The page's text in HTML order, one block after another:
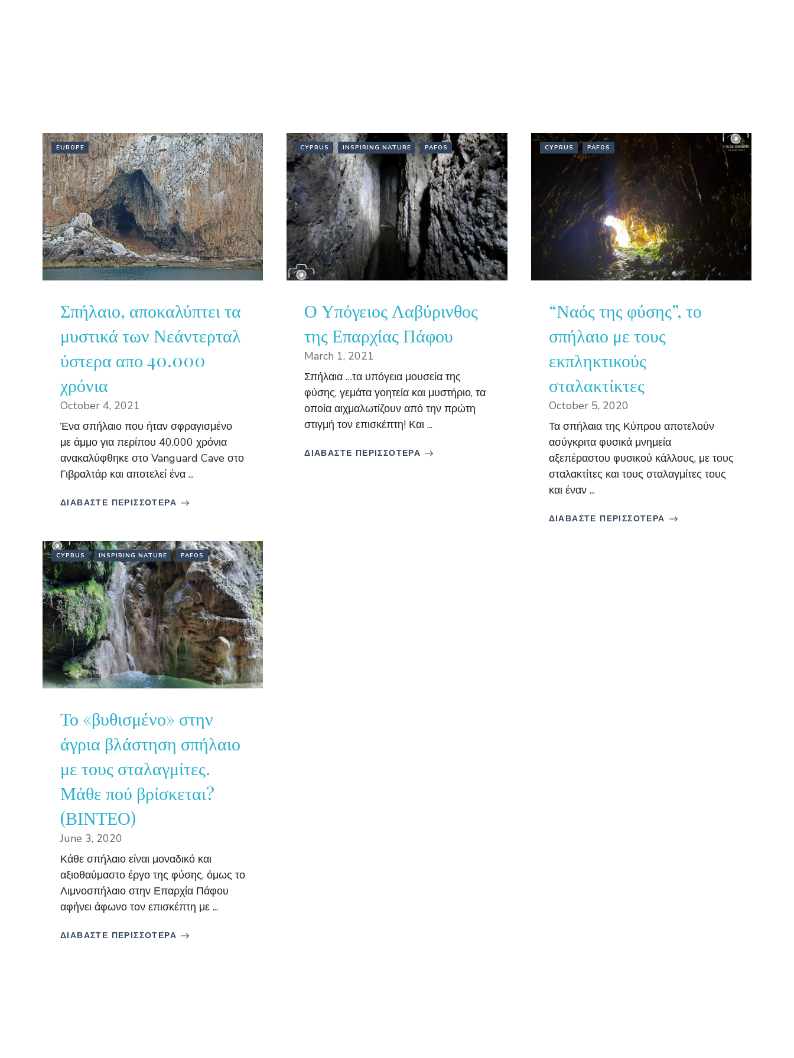
EUROPE
Σπήλαιο, αποκαλύπτει τα
μυστικά των Νεάντερταλ
ύστερα απο 40.000
χρόνια
October 4, 2021
Ένα σπήλαιο που ήταν σφραγισμένο
με άμμο για περίπου 40.000 χρόνια
ανακαλύφθηκε στο Vanguard Cave στο
Γιβραλτάρ και αποτελεί ένα ...
ΔΙΑΒΑΣΤΕ ΠΕΡΙΣΣΟΤΕΡΑ
CYPRUS INSPIRING NATURE PAFOS
Ο Υπόγειος Λαβύρινθος
της Επαρχίας Πάφου
March 1, 2021
Σπήλαια …τα υπόγεια μουσεία της
φύσης, γεμάτα γοητεία και μυστήριο, τα
οποία αιχμαλωτίζουν από την πρώτη
στιγμή τον επισκέπτη! Και ...
ΔΙΑΒΑΣΤΕ ΠΕΡΙΣΣΟΤΕΡΑ
CYPRUS PAFOS
“Ναός της φύσης”, το
σπήλαιο με τους
εκπληκτικούς
σταλακτίκτες
October 5, 2020
Τα σπήλαια της Κύπρου αποτελούν
ασύγκριτα φυσικά μνημεία
αξεπέραστου φυσικού κάλλους, με τους
σταλακτίτες και τους σταλαγμίτες τους
και έναν ...
ΔΙΑΒΑΣΤΕ ΠΕΡΙΣΣΟΤΕΡΑ
CYPRUS INSPIRING NATURE PAFOS
Το «βυθισμένο» στην
άγρια βλάστηση σπήλαιο
με τους σταλαγμίτες.
Μάθε πού βρίσκεται?
(ΒΙΝΤΕΟ)
June 3, 2020
Κάθε σπήλαιο είναι μοναδικό και
αξιοθαύμαστο έργο της φύσης, όμως το
Λιμνοσπήλαιο στην Επαρχία Πάφου
αφήνει άφωνο τον επισκέπτη με ...
ΔΙΑΒΑΣΤΕ ΠΕΡΙΣΣΟΤΕΡΑ